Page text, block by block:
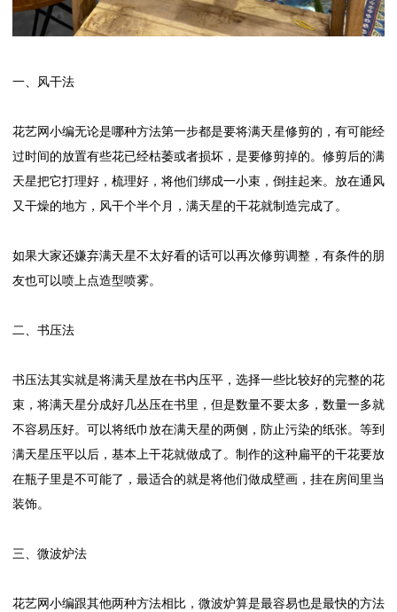
一、风干法
花艺网小编无论是哪种方法第一步都是要将满天星修剪的，有可能经
过时间的放置有些花已经枯萎或者损坏，是要修剪掉的。修剪后的满
天星把它打理好，梳理好，将他们绑成一小束，倒挂起来。放在通风
又干燥的地方，风干个半个月，满天星的干花就制造完成了。
如果大家还嫌弃满天星不太好看的话可以再次修剪调整，有条件的朋
友也可以喷上点造型喷雾。
二、书压法
书压法其实就是将满天星放在书内压平，选择一些比较好的完整的花
束，将满天星分成好几丛压在书里，但是数量不要太多，数量一多就
不容易压好。可以将纸巾放在满天星的两侧，防止污染的纸张。等到
满天星压平以后，基本上干花就做成了。制作的这种扁平的干花要放
在瓶子里是不可能了，最适合的就是将他们做成壁画，挂在房间里当
装饰。
三、微波炉法
花艺网小编跟其他两种方法相比，微波炉算是最容易也是最快的方法